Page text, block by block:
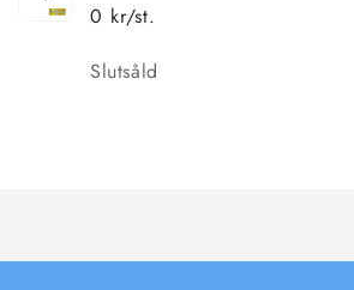
0 kr/st.
Kvantitet
Slutsåld